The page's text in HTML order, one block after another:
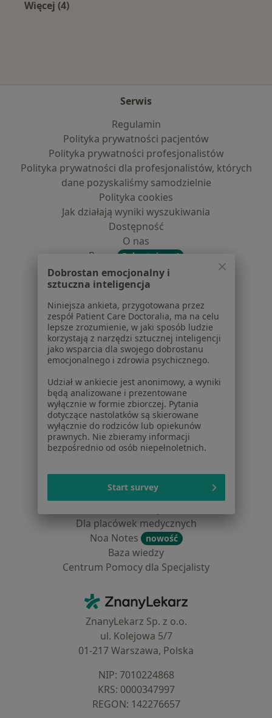
Więcej (4)
Serwis
Regulamin
Polityka prywatności pacjentów
Polityka prywatności profesjonalistów
Polityka prywatności dla profesjonalistów, których
dane pozyskaliśmy samodzielnie
Polityka cookies
Jak działają wyniki wyszukiwania
Dostępność
O nas
Praca
Rekrutujemy!
Partnerzy
Centrum prasowe
Kontakt
Dla pacjentów
Lekarze
Placówki medyczne
Usługi i zabiegi
Choroby
Pomoc
Aplikacje mobilne
Blog dla pacjentów
Dla profesjonalistów
Cennik
Dla placówek medycznych
Noa Notes
nowość
Baza wiedzy
Centrum Pomocy dla Specjalisty
ZnanyLekarz - Strona główna
ZnanyLekarz Sp. z o.o.
ul. Kolejowa 5/7
01-217 Warszawa, Polska
NIP: ⁠7010224868
KRS: ⁠0000347997
REGON: ⁠142276657
Dobrostan emocjonalny i
sztuczna inteligencja
Niniejsza ankieta, przygotowana przez
zespół Patient Care Doctoralia, ma na celu
lepsze zrozumienie, w jaki sposób ludzie
korzystają z narzędzi sztucznej inteligencji
jako wsparcia dla swojego dobrostanu
emocjonalnego i zdrowia psychicznego.
Udział w ankiecie jest anonimowy, a wyniki
będą analizowane i prezentowane
wyłącznie w formie zbiorczej. Pytania
dotyczące nastolatków są skierowane
wyłącznie do rodziców lub opiekunów
prawnych. Nie zbieramy informacji
bezpośrednio od osób niepełnoletnich.
Start survey